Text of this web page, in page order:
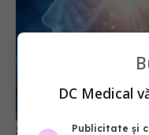
S-a aflat ce oprește
DC Medical
Publicitate și